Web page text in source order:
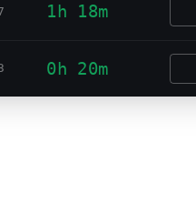
1h 18m
0h 20m